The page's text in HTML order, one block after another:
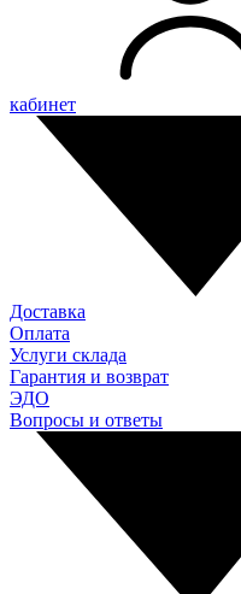
кабинет
Доставка
Оплата
Услуги склада
Гарантия и возврат
ЭДО
Вопросы и ответы